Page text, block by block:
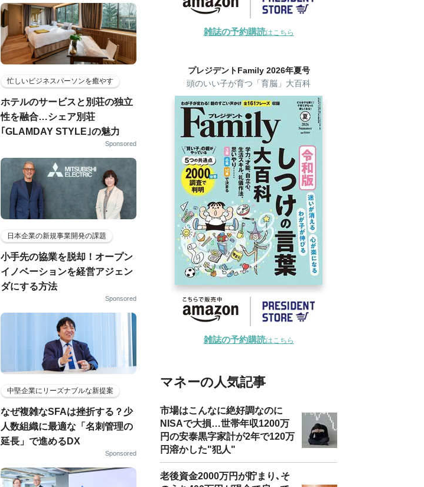
忙しいビジネスパーソンを癒やす
ホテルのサービスと別荘の独立
性を融合…シェア別荘
｢GLAMDAY STYLE｣の魅力
Sponsored
日本企業の新規事業開発の課題
小手先の協業を脱却！オープン
イノベーションを経営アジェン
ダにする方法
Sponsored
中堅企業にリーズナブルな新提案
なぜ複雑なSFAは挫折する？少
人数組織に最適な「名刺管理の
延長」で進めるDX
Sponsored
雑誌の予約購読はこちら
プレジデントFamily 2026年夏号
頭のいい子が育つ「育脳」大百科
雑誌の予約購読はこちら
マネーの人気記事
市場はこんなに絶好調なのに
NISAで大損…世帯年収1200万
円の安泰黒字家計が2年で120万
円溶かした"犯人"
老後資金2000万円が貯まり､そ